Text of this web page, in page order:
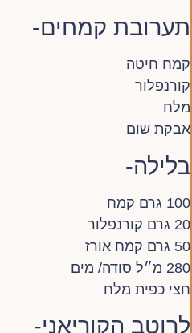
תערובת קמחים-
קמח חיטה
קורנפלור
מלח
אבקת שום
בלילה-
100 גרם קמח
20 גרם קורנפלור
50 גרם קמח אורז
280 מ״ל סודה/ מים
חצי כפית מלח
לרוטב הקוריאני-